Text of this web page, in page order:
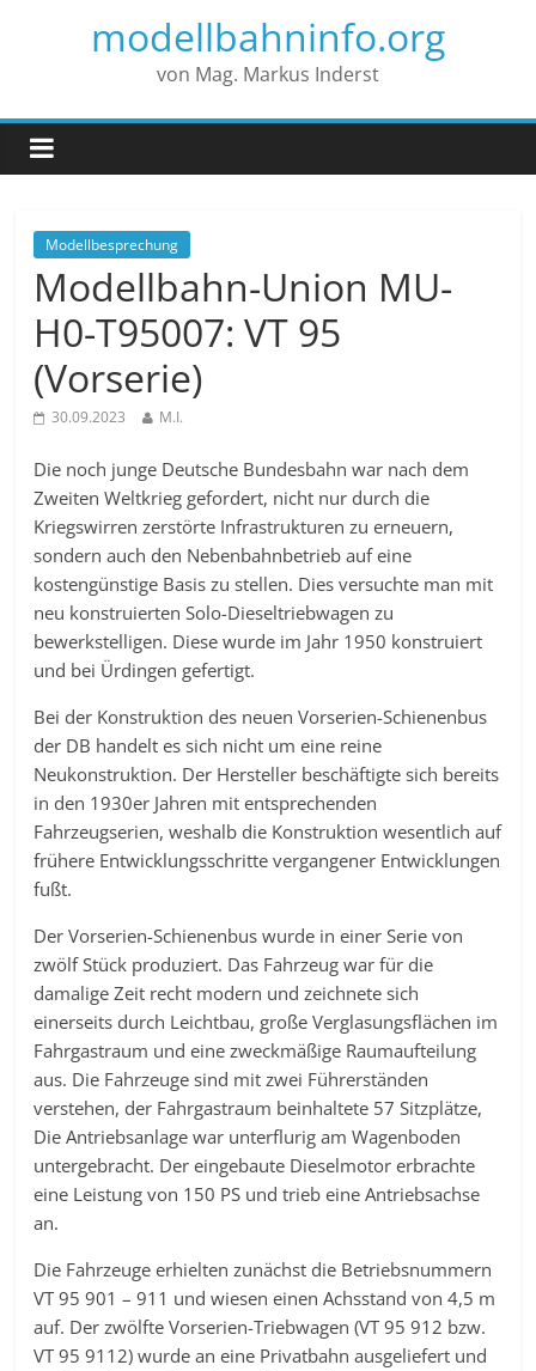
modellbahninfo.org
von Mag. Markus Inderst
Modellbesprechung
Modellbahn-Union MU-
H0-T95007: VT 95
(Vorserie)
30.09.2023 M.I.
Die noch junge Deutsche Bundesbahn war nach dem
Zweiten Weltkrieg gefordert, nicht nur durch die
Kriegswirren zerstörte Infrastrukturen zu erneuern,
sondern auch den Nebenbahnbetrieb auf eine
kostengünstige Basis zu stellen. Dies versuchte man mit
neu konstruierten Solo-Dieseltriebwagen zu
bewerkstelligen. Diese wurde im Jahr 1950 konstruiert
und bei Ürdingen gefertigt.
Bei der Konstruktion des neuen Vorserien-Schienenbus
der DB handelt es sich nicht um eine reine
Neukonstruktion. Der Hersteller beschäftigte sich bereits
in den 1930er Jahren mit entsprechenden
Fahrzeugserien, weshalb die Konstruktion wesentlich auf
frühere Entwicklungsschritte vergangener Entwicklungen
fußt.
Der Vorserien-Schienenbus wurde in einer Serie von
zwölf Stück produziert. Das Fahrzeug war für die
damalige Zeit recht modern und zeichnete sich
einerseits durch Leichtbau, große Verglasungsflächen im
Fahrgastraum und eine zweckmäßige Raumaufteilung
aus. Die Fahrzeuge sind mit zwei Führerständen
verstehen, der Fahrgastraum beinhaltete 57 Sitzplätze,
Die Antriebsanlage war unterflurig am Wagenboden
untergebracht. Der eingebaute Dieselmotor erbrachte
eine Leistung von 150 PS und trieb eine Antriebsachse
an.
Die Fahrzeuge erhielten zunächst die Betriebsnummern
VT 95 901 – 911 und wiesen einen Achsstand von 4,5 m
auf. Der zwölfte Vorserien-Triebwagen (VT 95 912 bzw.
VT 95 9112) wurde an eine Privatbahn ausgeliefert und